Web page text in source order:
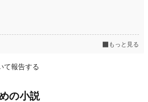
もっと見る
て報告する
の小説